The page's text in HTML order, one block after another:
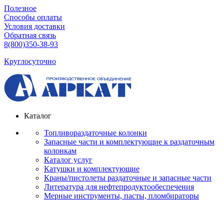
Полезное
Способы оплаты
Условия доставки
Обратная связь
8(800)350-38-93
Круглосуточно
Каталог
Топливораздаточные колонки
Запасные части и комплектующие к раздаточным
колонкам
Каталог услуг
Катушки и комплектующие
Краны/пистолеты раздаточные и запасные части
Литература для нефтепродуктообеспечения
Мерные инструменты, пасты, пломбираторы